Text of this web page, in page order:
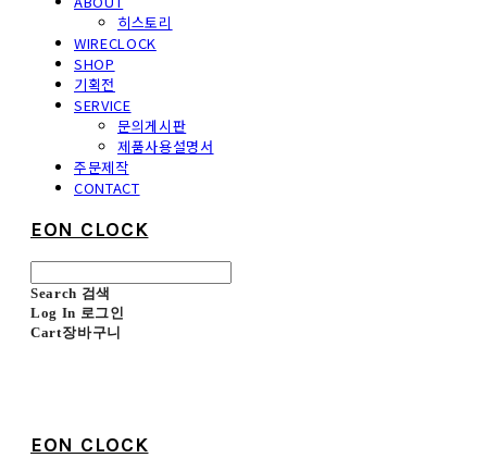
히스토리
WIRECLOCK
SHOP
기획전
SERVICE
문의게시판
제품사용설명서
주문제작
CONTACT
EON CLOCK
Search 검색
Log In 로그인
Cart장바구니
EON CLOCK